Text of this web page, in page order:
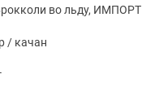
во льду, ИМПОРТ
/ качан